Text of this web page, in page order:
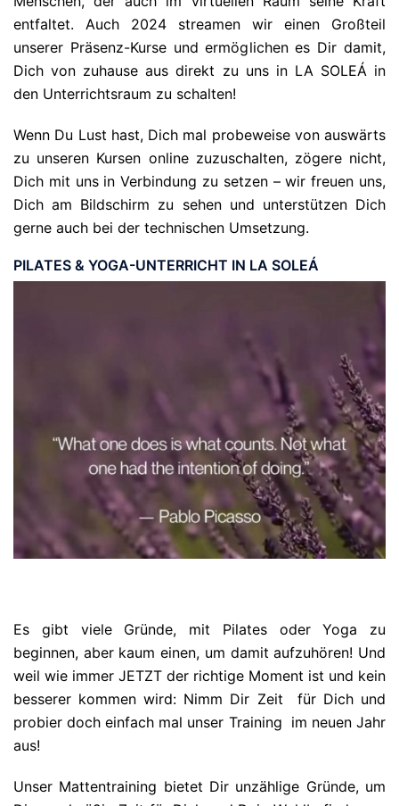
entfaltet. Auch 2024 streamen wir einen Großteil
unserer Präsenz-Kurse und ermöglichen es Dir damit,
Dich von zuhause aus direkt zu uns in LA SOLEÁ in
den Unterrichtsraum zu schalten!
Wenn Du Lust hast, Dich mal probeweise von auswärts
zu unseren Kursen online zuzuschalten, zögere nicht,
Dich mit uns in Verbindung zu setzen – wir freuen uns,
Dich am Bildschirm zu sehen und unterstützen Dich
gerne auch bei der technischen Umsetzung.
PILATES & YOGA-UNTERRICHT IN LA SOLEÁ
Es gibt viele Gründe, mit Pilates oder Yoga zu
beginnen, aber kaum einen, um damit aufzuhören! Und
weil wie immer JETZT der richtige Moment ist und kein
besserer kommen wird: Nimm Dir Zeit für Dich und
probier doch einfach mal unser Training im neuen Jahr
aus!
Unser Mattentraining bietet Dir unzählige Gründe, um